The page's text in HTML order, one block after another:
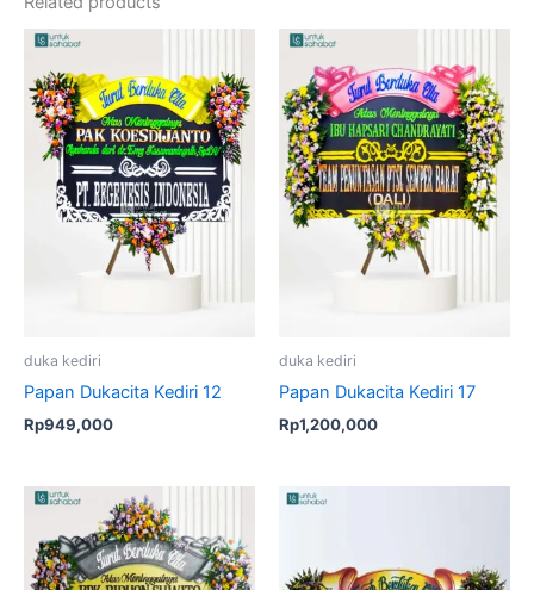
duka kediri
Papan Dukacita Kediri 12
Rp949,000
duka kediri
Papan Dukacita Kediri 17
Rp1,200,000
Original
price
was:
Rp1,875,000.
is:
Rp1,780,000.